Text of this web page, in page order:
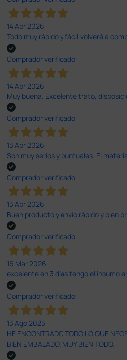
14 Abr 2026
Todo muy rápido y fácil,volveré a
Comprador verificado
14 Abr 2026
Muy buena. Excelente trato,
Comprador verificado
13 Abr 2026
Son muy serios y puntuales. El
Comprador verificado
13 Abr 2026
Buen producto y envío rápido y bien
Comprador verificado
16 Mar 2026
excelente en 3 días tengo el insumo
Comprador verificado
13 Ago 2025
HE ENCONTRADO TODO LO QUE
BIEN EMBALADO. MUY BIEN TODO.